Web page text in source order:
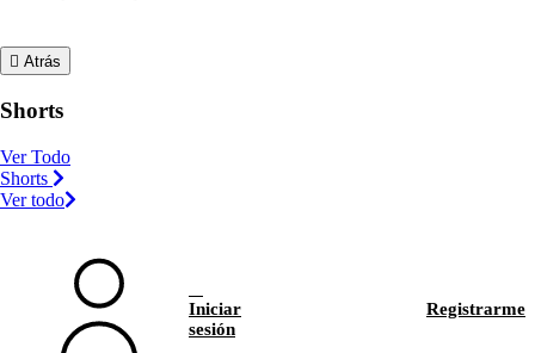
Atrás
Shorts
Ver Todo
Shorts
Ver todo
Iniciar
sesión
Registrarme